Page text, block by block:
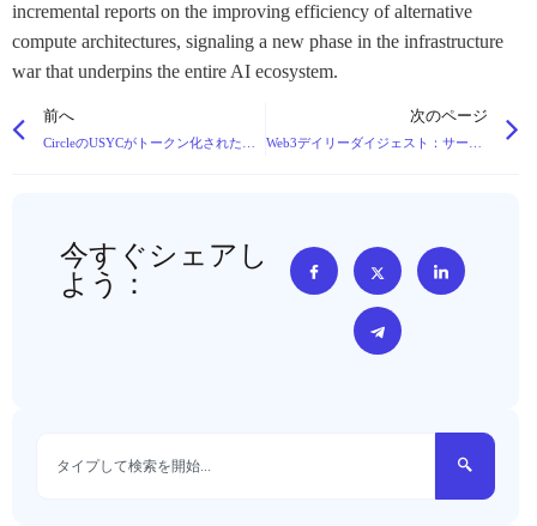
incremental reports on the improving efficiency of alternative
compute architectures, signaling a new phase in the infrastructure
war that underpins the entire AI ecosystem.
前へ 次のページ
今すぐシェアし
よう：